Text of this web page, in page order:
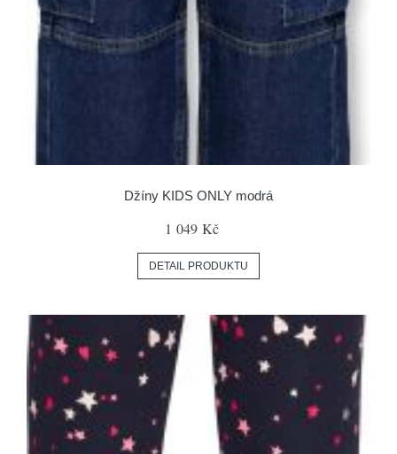
Džíny KIDS ONLY modrá
1 049 Kč
DETAIL PRODUKTU